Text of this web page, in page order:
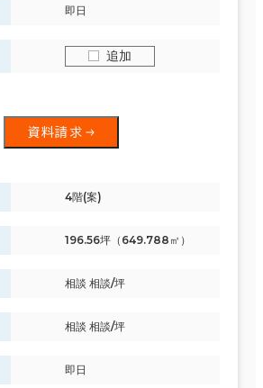
即日
追加
資料請求
4階(案)
196.56坪（649.788㎡）
相談 相談/坪
相談 相談/坪
即日